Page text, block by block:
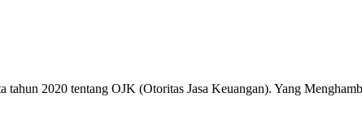
tahun 2020 tentang OJK (Otoritas Jasa Keuangan). Yang